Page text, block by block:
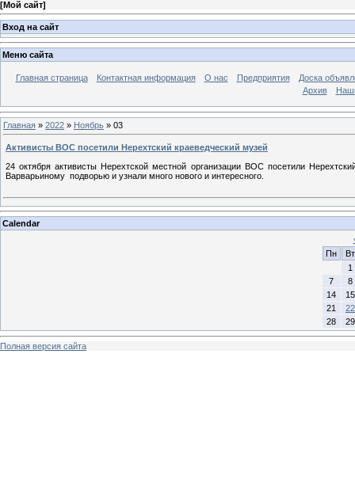
[Мой сайт]
Вход на сайт
Меню сайта
Главная страница Контактная информация О нас Предприятия
Доска
Архив
Главная » 2022 » Ноябрь » 03
Активисты ВОС посетили Нерехтский краеведческий музей
24 октября активисты Нерехтской местной организации ВОС посетили
Варварьиному подворью и узнали много нового и интересного.
Calendar
Пн
Вт
1
7
8
14
15
21
22
28
29
Полная версия сайта